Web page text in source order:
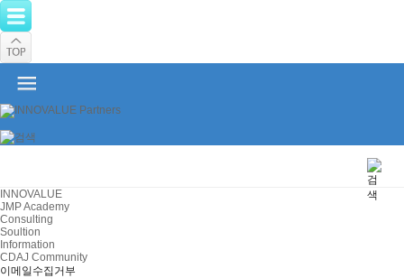
INNOVALUE
JMP Academy
Consulting
Soultion
Information
CDAJ Community
이메일수집거부